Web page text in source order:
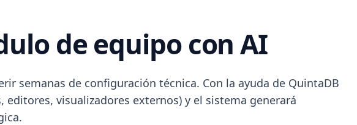
de equipo con AI
semanas de configuración técnica. Con la ayuda de QuintaDB
visualizadores externos) y el sistema generará